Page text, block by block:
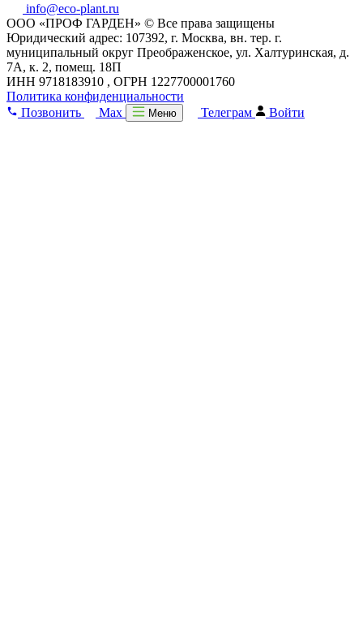
info@eco-plant.ru
ООО «ПРОФ ГАРДЕН» © Все права защищены
Юридический адрес: 107392, г. Москва, вн. тер. г.
муниципальный округ Преображенское, ул. Халтуринская, д.
7А, к. 2, помещ. 18П
ИНН 9718183910 , ОГРН 1227700001760
Политика конфиденциальности
Позвонить
Max Меню Телеграм Войти